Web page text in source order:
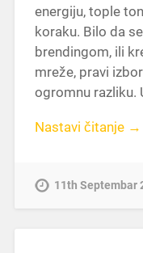
energiju, tople
koraku. Bilo da
brendingom, ili
mreže, pravi
ogromnu razliku.
Nastavi čitanje →
11th Septembar